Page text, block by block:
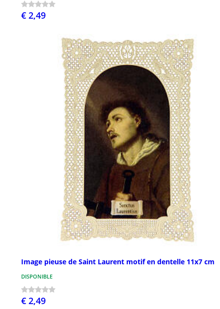
€ 2,49
Image pieuse de Saint Laurent motif en dentelle 11x7 cm
DISPONIBLE
€ 2,49